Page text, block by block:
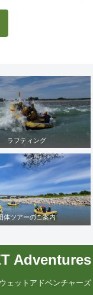
ラフティング
体ツアーのご案内
Adventures
ェットアドベンチャーズ